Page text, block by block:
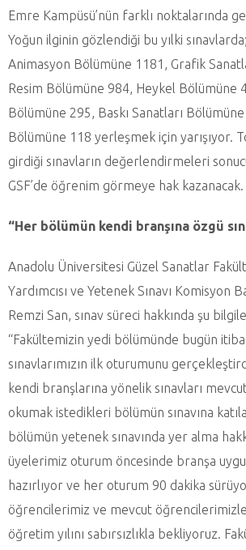
Emre Kampüsü’nün farklı noktalarında
Yoğun ilginin gözlendiği bu yılki
Animasyon Bölümüne 1181, Grafik
Resim Bölümüne 984, Heykel Bölümüne
Bölümüne 295, Baskı Sanatları
Bölümüne 118 yerleşmek için yarışıyor.
girdiği sınavların değerlendirmeleri
GSF’de öğrenim görmeye hak kazanacak.
“Her bölümün kendi branşına özgü
Anadolu Üniversitesi Güzel Sanatlar
Yardımcısı ve Yetenek Sınavı Komisyon
Remzi San, sınav süreci hakkında şu
“Fakültemizin yedi bölümünde bugün
sınavlarımızın ilk oturumunu
kendi branşlarına yönelik sınavları
okumak istedikleri bölümün sınavına
bölümün yetenek sınavında yer alma
üyelerimiz oturum öncesinde branşa
hazırlıyor ve her oturum 90 dakika
öğrencilerimiz ve mevcut
öğretim yılını sabırsızlıkla bekliyoruz.